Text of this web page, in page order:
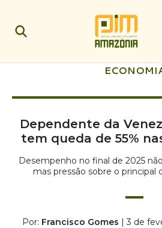
Dependente da
tem queda de 55%
Desempenho no final de 2025
mas pressão sobre o principal
Por: Francisco Gomes | 3 de